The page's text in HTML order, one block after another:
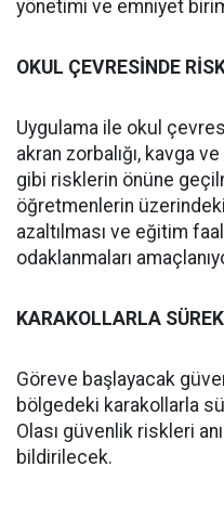
yönetimi ve emniyet
OKUL ÇEVRESİNDE
Uygulama ile okul
akran zorbalığı, kavga
gibi risklerin önüne
öğretmenlerin
azaltılması ve eğitim
odaklanmaları
KARAKOLLARLA
Göreve başlayacak
bölgedeki karakollarla
Olası güvenlik riskleri
bildirilecek.